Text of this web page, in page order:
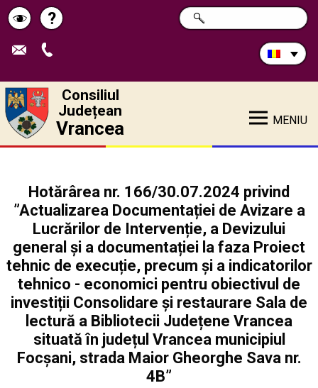
Schimbă
contrastul
Pagina
de
?
Caută
în
CAUTĂ
Consiliul
Județean
Vrancea MENIU
Hotărârea nr. 166/30.07.2024 privind
”Actualizarea Documentației de Avizare a
Lucrărilor de Intervenție, a Devizului
general și a documentației la faza Proiect
tehnic de execuție, precum şi a indicatorilor
tehnico - economici pentru obiectivul de
investiții Consolidare și restaurare Sala de
lectură a Bibliotecii Județene Vrancea
situată în județul Vrancea municipiul
Focșani, strada Maior Gheorghe Sava nr.
4B”